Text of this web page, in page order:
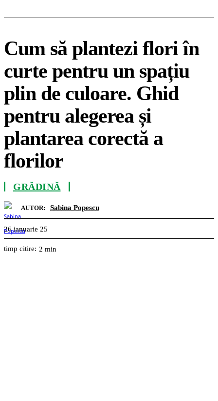
Cum să plantezi flori în
curte pentru un spațiu
plin de culoare. Ghid
pentru alegerea și
plantarea corectă a
florilor
GRĂDINĂ
AUTOR: Sabina Popescu
26 ianuarie 25
timp citire: 2 min